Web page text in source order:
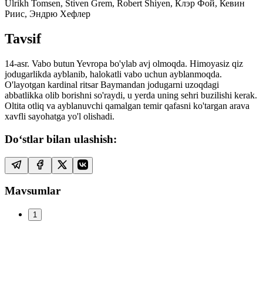
Ulrikh Tomsen, Stiven Grem, Robert Shiyen, Клэр Фой, Кевин
Риис, Эндрю Хефлер
Tavsif
14-asr. Vabo butun Yevropa bo'ylab avj olmoqda. Himoyasiz qiz
jodugarlikda ayblanib, halokatli vabo uchun ayblanmoqda.
O'layotgan kardinal ritsar Baymandan jodugarni uzoqdagi
abbatlikka olib borishni so'raydi, u yerda uning sehri buzilishi kerak.
Oltita otliq va ayblanuvchi qamalgan temir qafasni ko'targan arava
xavfli sayohatga yo'l olishadi.
Do‘stlar bilan ulashish:
Mavsumlar
1